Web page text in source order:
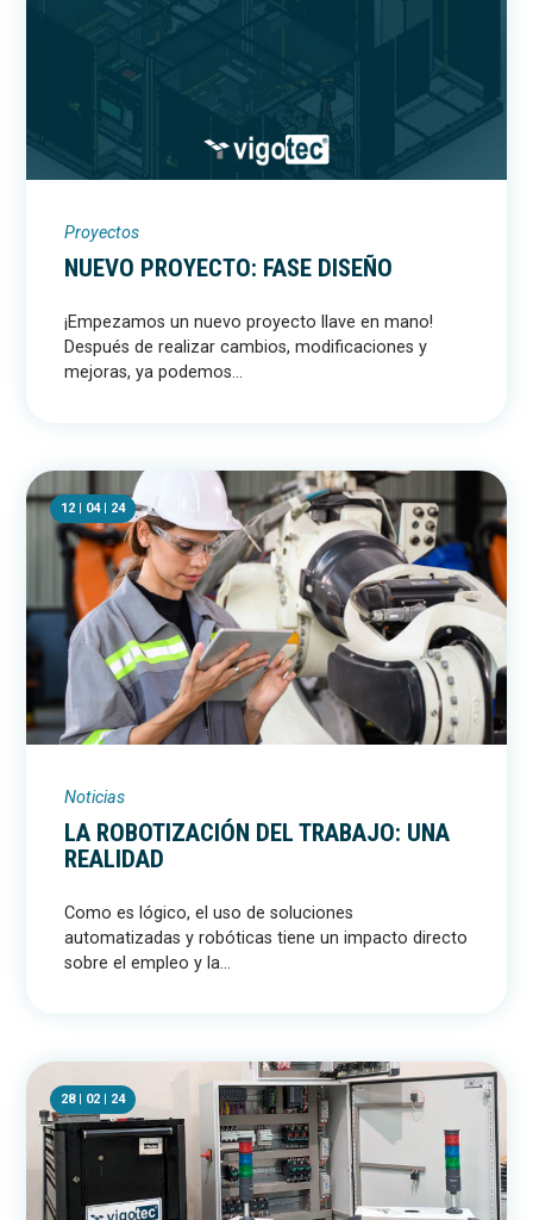
Proyectos
NUEVO PROYECTO: FASE DISEÑO
¡Empezamos un nuevo proyecto llave en mano! ​
Después de realizar cambios, modificaciones y
mejoras, ya podemos...
12 | 04 | 24
Noticias
LA ROBOTIZACIÓN DEL TRABAJO: UNA
REALIDAD
Como es lógico, el uso de soluciones
automatizadas y robóticas tiene un impacto directo
sobre el empleo y la...
28 | 02 | 24